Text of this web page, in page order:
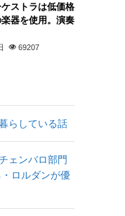
ストラは低価格
器を使用。演奏
69207
らしている話
ェンバロ部門
ロルダンが優